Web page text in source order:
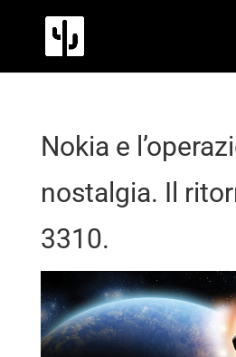
Nokia e
nostalgia. Il
3310.